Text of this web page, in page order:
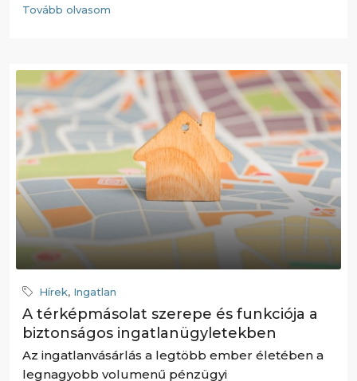
Tovább olvasom
Hírek, Ingatlan
A térképmásolat szerepe és funkciója a
biztonságos ingatlanügyletekben
Az ingatlanvásárlás a legtöbb ember életében a
legnagyobb volumenű pénzügyi